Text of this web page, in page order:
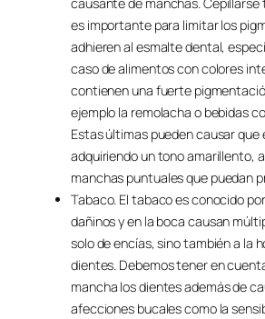
es importante para limitar los
adhieren al esmalte dental,
caso de alimentos con colores
contienen una fuerte
ejemplo la remolacha o bebidas
Estas últimas pueden causar que
adquiriendo un tono amarillento,
manchas puntuales que puedan
Tabaco. El tabaco es conocido
dañinos y en la boca causan
solo de encías, sino también a la
dientes. Debemos tener en
mancha los dientes además de
afecciones bucales como la